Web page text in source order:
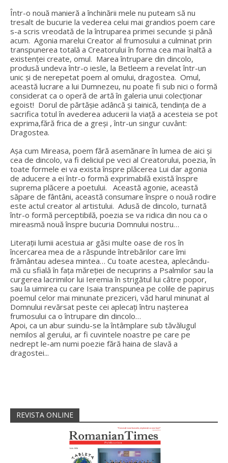
Într-o nouă manieră a închinării mele nu puteam să nu
tresalt de bucurie la vederea celui mai grandios poem care
s-a scris vreodată de la întruparea primei secunde și până
acum. Agonia marelui Creator al frumosului a culminat prin
transpunerea totală a Creatorului în forma cea mai înaltă a
existenței create, omul. Marea întrupare din dincolo,
produsă undeva într-o iesle, la Betleem a revelat într-un
unic și de nerepetat poem al omului, dragostea. Omul,
această lucrare a lui Dumnezeu, nu poate fi sub nici o formă
considerat ca o operă de artă în galeria unui colecționar
egoist! Dorul de părtășie adâncă și tainică, tendința de a
sacrifica totul în avederea aducerii la viață a acesteia se pot
exprima,fără frica de a greși , într-un singur cuvânt:
Dragostea.
Așa cum Mireasa, poem fără asemănare în lumea de aici și
cea de dincolo, va fi deliciul pe veci al Creatorului, poezia, în
toate formele ei va exista înspre plăcerea Lui dar agonia
de aducere a ei într-o formă exprimabilă există înspre
suprema plăcere a poetului. Această agonie, această
săpare de fântâni, această consumare înspre o nouă rodire
este actul creator al artistului. Adusă de dincolo, turnată
într-o formă perceptibilă, poezia se va ridica din nou ca o
mireasmă nouă înspre bucuria Domnului nostru…
Literații lumii acestuia ar găsi multe oase de ros în
încercarea mea de a răspunde întrebărilor care îmi
frământau adesea mintea… Cu toate acestea, aplecându-
mă cu sfială în fața măreției de necuprins a Psalmilor sau la
curgerea lacrimilor lui Ieremia în strigătul lui câtre popor,
sau la uimirea cu care Isaia transpunea pe colile de papirus
poemul celor mai minunate preziceri, văd harul minunat al
Domnului revărsat peste cei aplecați întru nașterea
frumosului ca o întrupare din dincolo…
Apoi, ca un abur suindu-se la întâmplare sub tăvălugul
nemilos al gerului, ar fi cuvintele noastre pe care pe
nedrept le-am numi poezie fără haina de slavă a
dragostei...
REVISTA ONLINE